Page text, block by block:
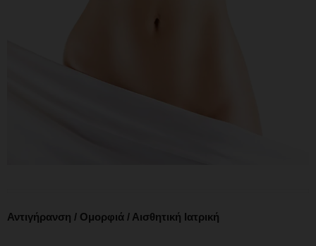
Αντιγήρανση / Ομορφιά / Αισθητική Ιατρική